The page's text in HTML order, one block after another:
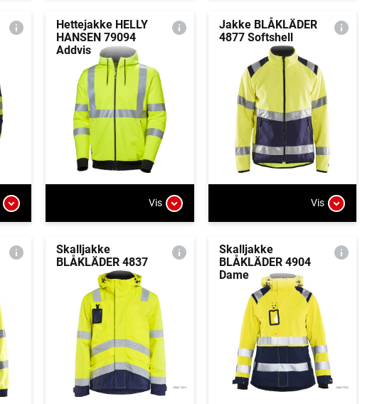
Hettejakke HELLY
HANSEN 79094
Addvis
Vis
Jakke BLÅKLÄDER
4877 Softshell
Vis
Skalljakke
BLÅKLÄDER 4837
Skalljakke
BLÅKLÄDER 4904
Dame